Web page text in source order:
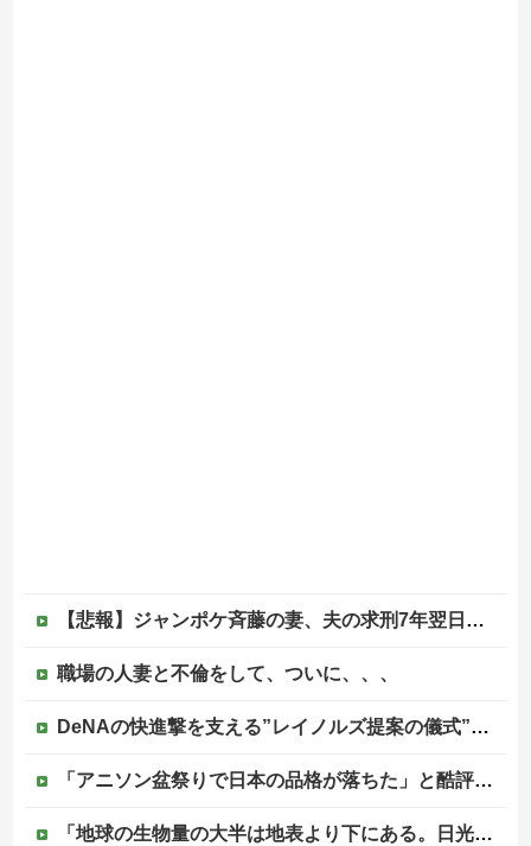
【悲報】ジャンポケ斉藤の妻、夫の求刑7年翌日にウキウキでInstagram更新
職場の人妻と不倫をして、ついに、、、
DeNAの快進撃を支える”レイノルズ提案の儀式” 決勝2ランの宮下が明かす「儀式を始めてから、チームが一つになっている」
「アニソン盆祭りで日本の品格が落ちた」と酷評した元女優、「あんたが品格を語るのかよ！」と総ツッコミを食らってしまい……他
「地球の生物量の大半は地表より下にある。日光を浴びている我々のほうが変わり種だ」足元の岩の中の話